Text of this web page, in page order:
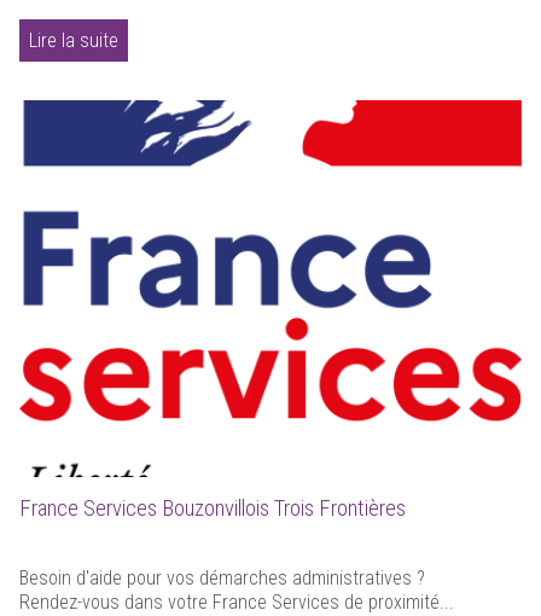
Lire la suite
France Services Bouzonvillois Trois Frontières
Besoin d'aide pour vos démarches administratives ?
Rendez-vous dans votre France Services de proximité...